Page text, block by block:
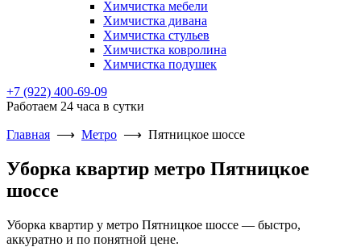
Химчистка мебели
Химчистка дивана
Химчистка стульев
Химчистка ковролина
Химчистка подушек
+7 (922) 400-69-09
Работаем 24 часа в сутки
Главная ⟶ Метро ⟶ Пятницкое шоссе
Уборка квартир метро Пятницкое
шоссе
Уборка квартир у метро Пятницкое шоссе — быстро,
аккуратно и по понятной цене.